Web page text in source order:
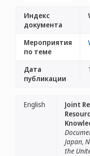
Индекс
документа
Мероприятия
по теме
Дата
публикации
English
Joint
Japan,
the